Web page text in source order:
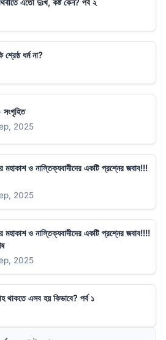
শ্রেষ্ঠ ধর্ম না?
সংগৃহিত
2025
মহাকাশ ও নাস্তিক্যবাদীদের একটি প্রশ্নের জবাব!!!
2025
মহাকাশ ও নাস্তিক্যবাদীদের একটি প্রশ্নের জবাব!!!!
2025
এসব হয় কিভাবে? পর্ব ১